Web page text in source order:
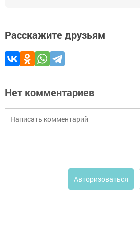
Расскажите друзьям
Нет комментариев
Авторизоваться